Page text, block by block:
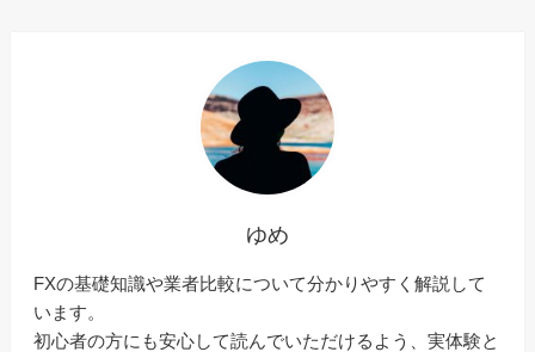
ゆめ
FXの基礎知識や業者比較について分かりやすく解説して
います。
初心者の方にも安心して読んでいただけるよう、実体験と